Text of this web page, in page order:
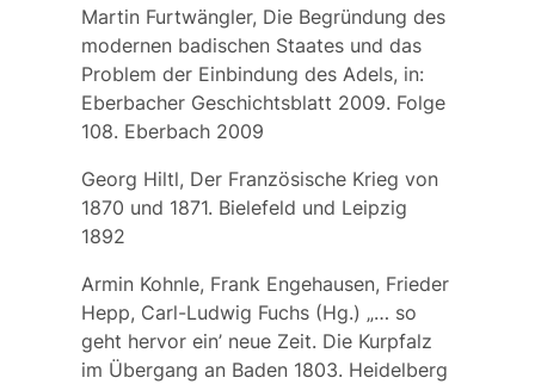
Martin Furtwängler, Die Begründung des
modernen badischen Staates und das
Problem der Einbindung des Adels, in:
Eberbacher Geschichtsblatt 2009. Folge
108. Eberbach 2009
Georg Hiltl, Der Französische Krieg von
1870 und 1871. Bielefeld und Leipzig
1892
Armin Kohnle, Frank Engehausen, Frieder
Hepp, Carl-Ludwig Fuchs (Hg.) „… so
geht hervor ein’ neue Zeit. Die Kurpfalz
im Übergang an Baden 1803. Heidelberg